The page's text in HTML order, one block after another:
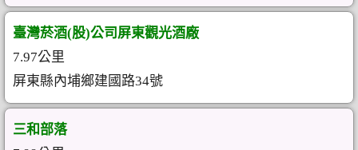
臺灣菸酒(股)公司屏東觀光酒廠
7.97公里
屏東縣內埔鄉建國路34號
三和部落